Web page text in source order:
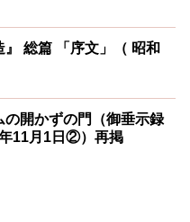
（ 昭和
の開かずの門（御垂示録
11月1日②）再掲